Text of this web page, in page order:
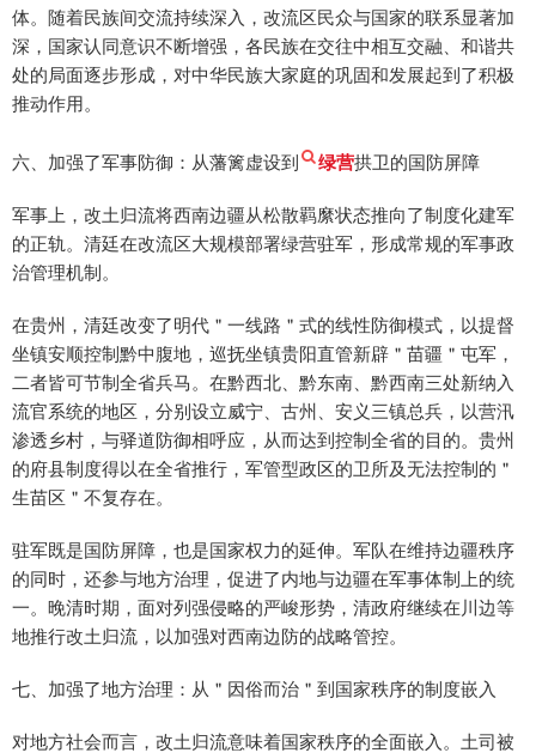
体。随着民族间交流持续深入，改流区民众与国家的联系显著加
深，国家认同意识不断增强，各民族在交往中相互交融、和谐共
处的局面逐步形成，对中华民族大家庭的巩固和发展起到了积极
推动作用。
六、加强了军事防御：从藩篱虚设到 绿营拱卫的国防屏障
军事上，改土归流将西南边疆从松散羁縻状态推向了制度化建军
的正轨。清廷在改流区大规模部署绿营驻军，形成常规的军事政
治管理机制。
在贵州，清廷改变了明代＂一线路＂式的线性防御模式，以提督
坐镇安顺控制黔中腹地，巡抚坐镇贵阳直管新辟＂苗疆＂屯军，
二者皆可节制全省兵马。在黔西北、黔东南、黔西南三处新纳入
流官系统的地区，分别设立威宁、古州、安义三镇总兵，以营汛
渗透乡村，与驿道防御相呼应，从而达到控制全省的目的。贵州
的府县制度得以在全省推行，军管型政区的卫所及无法控制的＂
生苗区＂不复存在。
驻军既是国防屏障，也是国家权力的延伸。军队在维持边疆秩序
的同时，还参与地方治理，促进了内地与边疆在军事体制上的统
一。晚清时期，面对列强侵略的严峻形势，清政府继续在川边等
地推行改土归流，以加强对西南边防的战略管控。
七、加强了地方治理：从＂因俗而治＂到国家秩序的制度嵌入
对地方社会而言，改土归流意味着国家秩序的全面嵌入。土司被